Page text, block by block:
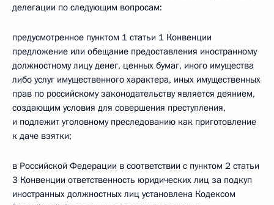
делегации по следующим вопросам:
предусмотренное пунктом 1 статьи 1 Конвенции
предложение или обещание предоставления иностранному
должностному лицу денег, ценных бумаг, иного имущества
либо услуг имущественного характера, иных имущественных
прав по российскому законодательству является деянием,
создающим условия для совершения преступления,
и подлежит уголовному преследованию как приготовление
к даче взятки;
в Российской Федерации в соответствии с пунктом 2 статьи
3 Конвенции ответственность юридических лиц за подкуп
иностранных должностных лиц установлена Кодексом